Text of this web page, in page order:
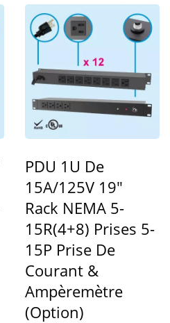
PDU 1U De
15A/125V 19"
Rack NEMA 5-
15R(4+8) Prises 5-
15P Prise De
Courant &
Ampèremètre
(option)